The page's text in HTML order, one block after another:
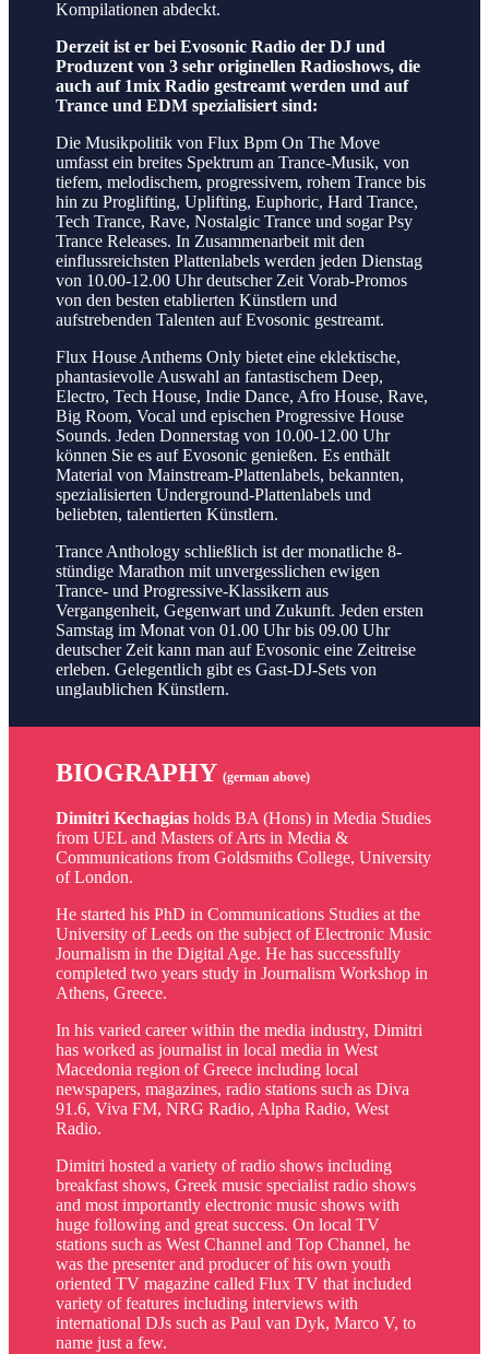
Kompilationen abdeckt.
Derzeit ist er bei Evosonic Radio der DJ und
Produzent von 3 sehr originellen Radioshows, die
auch auf 1mix Radio gestreamt werden und auf
Trance und EDM spezialisiert sind:
Die Musikpolitik von Flux Bpm On The Move
umfasst ein breites Spektrum an Trance-Musik, von
tiefem, melodischem, progressivem, rohem Trance bis
hin zu Proglifting, Uplifting, Euphoric, Hard Trance,
Tech Trance, Rave, Nostalgic Trance und sogar Psy
Trance Releases. In Zusammenarbeit mit den
einflussreichsten Plattenlabels werden jeden Dienstag
von 10.00-12.00 Uhr deutscher Zeit Vorab-Promos
von den besten etablierten Künstlern und
aufstrebenden Talenten auf Evosonic gestreamt.
Flux House Anthems Only bietet eine eklektische,
phantasievolle Auswahl an fantastischem Deep,
Electro, Tech House, Indie Dance, Afro House, Rave,
Big Room, Vocal und epischen Progressive House
Sounds. Jeden Donnerstag von 10.00-12.00 Uhr
können Sie es auf Evosonic genießen. Es enthält
Material von Mainstream-Plattenlabels, bekannten,
spezialisierten Underground-Plattenlabels und
beliebten, talentierten Künstlern.
Trance Anthology schließlich ist der monatliche 8-
stündige Marathon mit unvergesslichen ewigen
Trance- und Progressive-Klassikern aus
Vergangenheit, Gegenwart und Zukunft. Jeden ersten
Samstag im Monat von 01.00 Uhr bis 09.00 Uhr
deutscher Zeit kann man auf Evosonic eine Zeitreise
erleben. Gelegentlich gibt es Gast-DJ-Sets von
unglaublichen Künstlern.
BIOGRAPHY(german above)
Dimitri Kechagias holds BA (Hons) in Media Studies
from UEL and Masters of Arts in Media &
Communications from Goldsmiths College, University
of London.
He started his PhD in Communications Studies at the
University of Leeds on the subject of Electronic Music
Journalism in the Digital Age. He has successfully
completed two years study in Journalism Workshop in
Athens, Greece.
In his varied career within the media industry, Dimitri
has worked as journalist in local media in West
Macedonia region of Greece including local
newspapers, magazines, radio stations such as Diva
91.6, Viva FM, NRG Radio, Alpha Radio, West
Radio.
Dimitri hosted a variety of radio shows including
breakfast shows, Greek music specialist radio shows
and most importantly electronic music shows with
huge following and great success. On local TV
stations such as West Channel and Top Channel, he
was the presenter and producer of his own youth
oriented TV magazine called Flux TV that included
variety of features including interviews with
international DJs such as Paul van Dyk, Marco V, to
name just a few.